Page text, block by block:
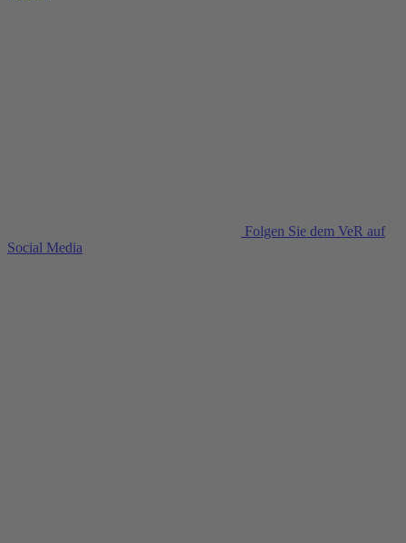
Folgen Sie dem VeR auf
Social Media